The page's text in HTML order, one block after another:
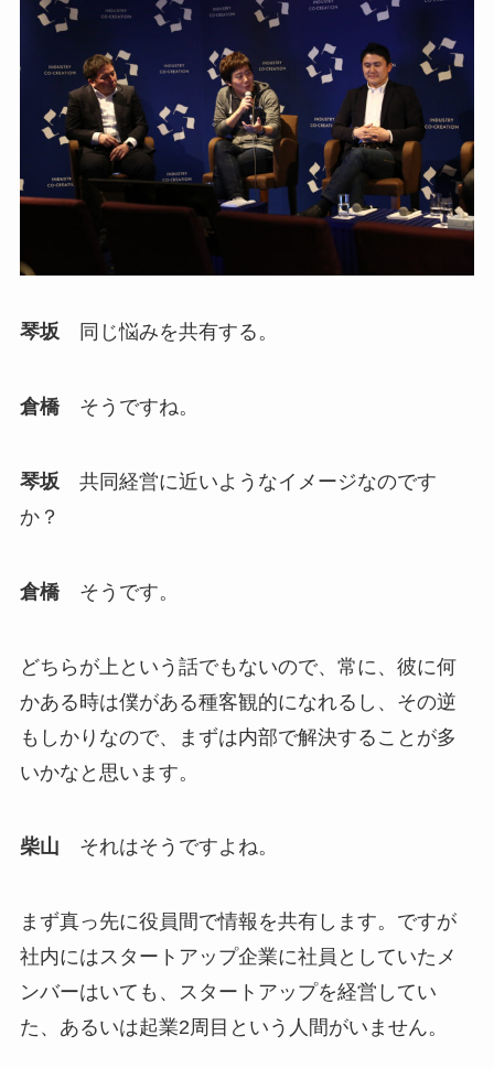
琴坂同じ悩みを共有する。
倉橋そうですね。
琴坂共同経営に近いようなイメージなのです
か？
倉橋そうです。
どちらが上という話でもないので、常に、彼に何
かある時は僕がある種客観的になれるし、その逆
もしかりなので、まずは内部で解決することが多
いかなと思います。
柴山 それはそうですよね。
まず真っ先に役員間で情報を共有します。ですが
社内にはスタートアップ企業に社員としていたメ
ンバーはいても、スタートアップを経営してい
た、あるいは起業2周目という人間がいません。